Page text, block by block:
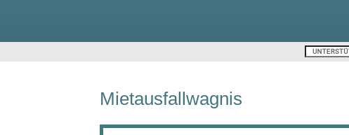
Mietausfallwagnis